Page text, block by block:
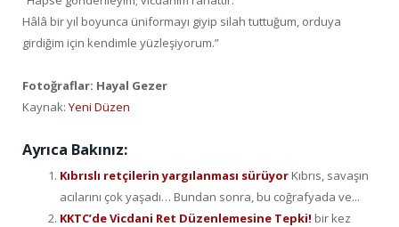
Hâlâ bir yıl boyunca üniformayı giyip silah tuttuğum, orduya
girdiğim için kendimle yüzleşiyorum.”
Fotoğraflar: Hayal Gezer
Kaynak: Yeni Düzen
Ayrıca Bakınız:
Kıbrıslı retçilerin yargılanması sürüyor Kıbrıs, savaşın
acılarını çok yaşadı… Bundan sonra, bu coğrafyada ve...
KKTC’de Vicdani Ret Düzenlemesine Tepki! bir kez